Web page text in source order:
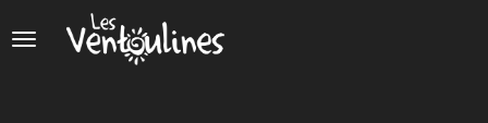
Panneau de gestion des cookies